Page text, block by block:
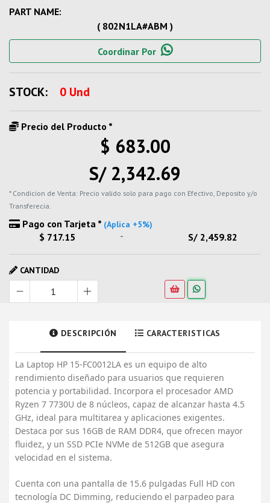
PART NAME:
( 802N1LA#ABM )
Coordinar Por
STOCK: 0 Und
Precio del Producto *
$ 683.00
S/ 2,342.69
* Condicion de Venta: Precio valido solo para pago con Efectivo, Deposito y/o
Transferecia.
Pago con Tarjeta * (Aplica +5%)
$ 717.15 - S/ 2,459.82
CANTIDAD
DESCRIPCIÓN CARACTERISTICAS
La Laptop HP 15-FC0012LA es un equipo de alto
rendimiento diseñado para usuarios que requieren
potencia y portabilidad. Incorpora el procesador AMD
Ryzen 7 7730U de 8 núcleos, capaz de alcanzar hasta 4.5
GHz, ideal para multitarea y aplicaciones exigentes.
Destaca por sus 16GB de RAM DDR4, que ofrecen mayor
fluidez, y un SSD PCIe NVMe de 512GB que asegura
velocidad en el sistema.
Cuenta con una pantalla de 15.6 pulgadas Full HD con
tecnología DC Dimming, reduciendo el parpadeo para